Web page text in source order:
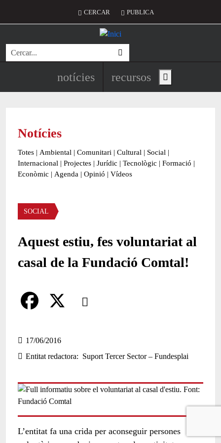
Menú del compte d'usuari
CERCAR PUBLICA
Cerca
Navegació principal de
notícies recursos Show main menu
Notícies
Totes | Ambiental | Comunitari | Cultural | Social |
Internacional | Projectes | Jurídic | Tecnològic | Formació |
Econòmic | Agenda | Opinió | Vídeos
Àmbit de la notícia
SOCIAL
Aquest estiu, fes voluntariat al
casal de la Fundació Comtal!
Comparteix
a
c
b
o
17/06/2016
Entitat redactora
Suport Tercer Sector – Fundesplai
L’entitat fa una crida per aconseguir persones